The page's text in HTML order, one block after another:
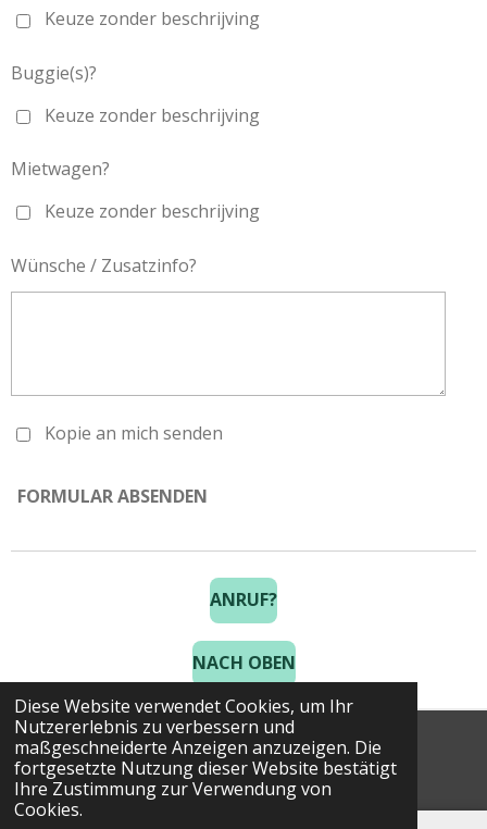
Diese Website verwendet Cookies, um Ihr
Nutzererlebnis zu verbessern und
maßgeschneiderte Anzeigen anzuzeigen. Die
fortgesetzte Nutzung dieser Website bestätigt
Ihre Zustimmung zur Verwendung von
Cookies.
Keuze zonder beschrijving
Buggie(s)?
Keuze zonder beschrijving
Mietwagen?
Keuze zonder beschrijving
Wünsche / Zusatzinfo?
Kopie an mich senden
FORMULAR ABSENDEN
ANRUF?
NACH OBEN
© 2025 Costa Golf Holidays